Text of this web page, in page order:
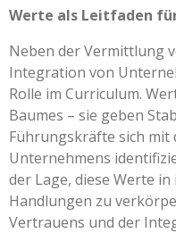
Werte als Leitfaden
Neben der Vermittlung
Integration von
Rolle im Curriculum.
Baumes – sie geben
Führungskräfte sich mit
Unternehmens
der Lage, diese Werte
Handlungen zu
Vertrauens und der